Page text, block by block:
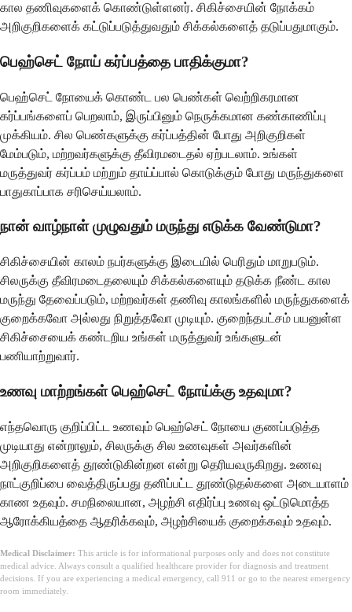
கால தணிவுகளைக் கொண்டுள்ளனர். சிகிச்சையின் நோக்கம்
அறிகுறிகளைக் கட்டுப்படுத்துவதும் சிக்கல்களைத் தடுப்பதுமாகும்.
பெஹ்செட் நோய் கர்ப்பத்தை பாதிக்குமா?
பெஹ்செட் நோயைக் கொண்ட பல பெண்கள் வெற்றிகரமான
கர்ப்பங்களைப் பெறலாம், இருப்பினும் நெருக்கமான கண்காணிப்பு
முக்கியம். சில பெண்களுக்கு கர்ப்பத்தின் போது அறிகுறிகள்
மேம்படும், மற்றவர்களுக்கு தீவிரமடைதல் ஏற்படலாம். உங்கள்
மருத்துவர் கர்ப்பம் மற்றும் தாய்ப்பால் கொடுக்கும் போது மருந்துகளை
பாதுகாப்பாக சரிசெய்யலாம்.
நான் வாழ்நாள் முழுவதும் மருந்து எடுக்க வேண்டுமா?
சிகிச்சையின் காலம் நபர்களுக்கு இடையில் பெரிதும் மாறுபடும்.
சிலருக்கு தீவிரமடைதலையும் சிக்கல்களையும் தடுக்க நீண்ட கால
மருந்து தேவைப்படும், மற்றவர்கள் தணிவு காலங்களில் மருந்துகளைக்
குறைக்கவோ அல்லது நிறுத்தவோ முடியும். குறைந்தபட்சம் பயனுள்ள
சிகிச்சையைக் கண்டறிய உங்கள் மருத்துவர் உங்களுடன்
பணியாற்றுவார்.
உணவு மாற்றங்கள் பெஹ்செட் நோய்க்கு உதவுமா?
எந்தவொரு குறிப்பிட்ட உணவும் பெஹ்செட் நோயை குணப்படுத்த
முடியாது என்றாலும், சிலருக்கு சில உணவுகள் அவர்களின்
அறிகுறிகளைத் தூண்டுகின்றன என்று தெரியவருகிறது. உணவு
நாட்குறிப்பை வைத்திருப்பது தனிப்பட்ட தூண்டுதல்களை அடையாளம்
காண உதவும். சமநிலையான, அழற்சி எதிர்ப்பு உணவு ஒட்டுமொத்த
ஆரோக்கியத்தை ஆதரிக்கவும், அழற்சியைக் குறைக்கவும் உதவும்.
Medical Disclaimer: This article is for informational purposes only and does not constitute
medical advice. Always consult a qualified healthcare provider for diagnosis and treatment
decisions. If you are experiencing a medical emergency, call 911 or go to the nearest emergency
room immediately.